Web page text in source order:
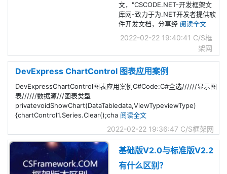
文，"CSCODE.NET-开发框架文
库网-致力于为.NET开发者提供软
件开发文档，分享经 阅读全文
2022-02-22 19:40:41 C/S框
架网
DevExpress ChartControl 图表应用案例
DevExpressChartControl图表应用案例C#Code:C#全选//////显示图
表//////数据源///图表类型
privatevoidShowChart(DataTabledata,ViewTypeviewType)
{chartControl1.Series.Clear();cha 阅读全文
2022-02-22 19:36:47 C/S框架网
基础版V2.0与标准版V2.2
有什么区别？